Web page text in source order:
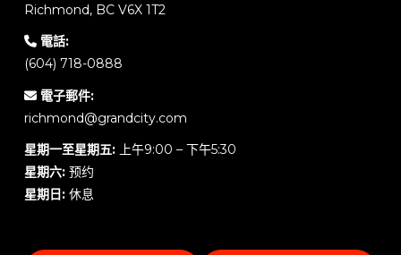
Richmond, BC V6X 1T2
電話:
(604) 718-0888
電子郵件:
richmond@grandcity.com
星期一至星期五:上午9:00 – 下午5:30
星期六: 预约
星期日: 休息